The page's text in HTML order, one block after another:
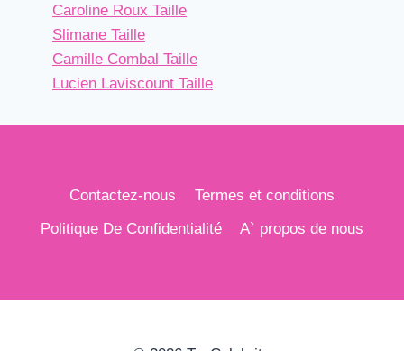
Caroline Roux Taille
Slimane Taille
Camille Combal Taille
Lucien Laviscount Taille
Contactez-nous
Termes et conditions
Politique De Confidentialité
A` propos de nous